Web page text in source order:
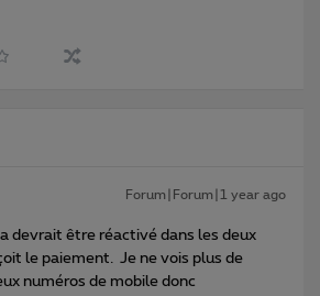
Forum|Forum|1 year ago
devrait être réactivé dans les deux
le paiement. Je ne vois plus de
numéros de mobile donc